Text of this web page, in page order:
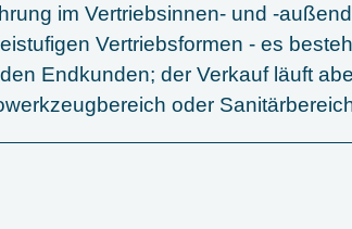
im Vertriebsinnen- und -
Vertriebsformen - es
Endkunden; der Verkauf läuft
oder